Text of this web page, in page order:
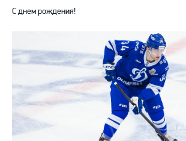
С днем рождения!